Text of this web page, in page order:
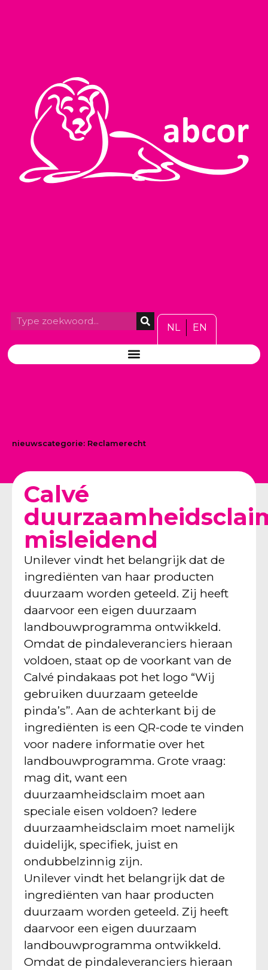
NL EN
nieuwscategorie: Reclamerecht
Calvé
misleidend
Unilever vindt het belangrijk dat de
ingrediënten van haar producten
duurzaam worden geteeld. Zij heeft
daarvoor een eigen duurzaam
landbouwprogramma ontwikkeld.
Omdat de pindaleveranciers hieraan
voldoen, staat op de voorkant van de
Calvé pindakaas pot het logo “Wij
gebruiken duurzaam geteelde
pinda’s”. Aan de achterkant bij de
ingrediënten is een QR-code te vinden
voor nadere informatie over het
landbouwprogramma. Grote vraag:
mag dit, want een
duurzaamheidsclaim moet aan
speciale eisen voldoen? Iedere
duurzaamheidsclaim moet namelijk
duidelijk, specifiek, juist en
ondubbelzinnig zijn.
Unilever vindt het belangrijk dat de
ingrediënten van haar producten
duurzaam worden geteeld. Zij heeft
daarvoor een eigen duurzaam
landbouwprogramma ontwikkeld.
Omdat de pindaleveranciers hieraan